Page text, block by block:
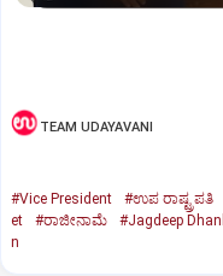
TEAM UDAYAVANI
#Vice President #ಉಪ ರಾಷ್ಟ್ರಪತಿ
et
#ರಾಜೀನಾಮೆ #Jagdeep
n